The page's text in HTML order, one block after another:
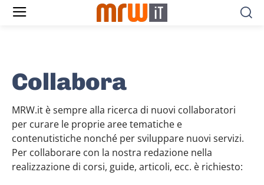
Collabora
MRW.it è sempre alla ricerca di nuovi collaboratori
per curare le proprie aree tematiche e
contenutistiche nonché per sviluppare nuovi servizi.
Per collaborare con la nostra redazione nella
realizzazione di corsi, guide, articoli, ecc. è richiesto: